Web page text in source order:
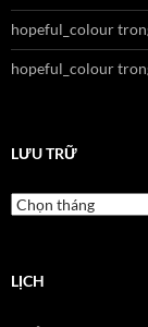
hopeful_colour
hopeful_colour
LƯU TRỮ
Lưu
trữ
LỊCH